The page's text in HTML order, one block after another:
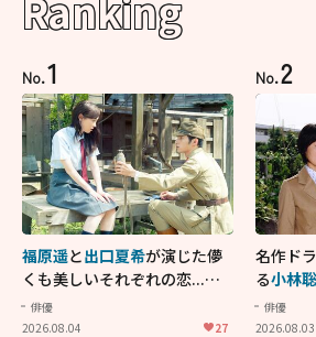
No.1
福原遥と出口夏希が演じた儚
くも美しいそれぞれの恋...生
きることの尊さを教えてくれ
た映画「あの花が咲く丘で、
俳優
2026.08.04
27
No.2
名作ド
る小林
大人に
食堂」
俳優
2026.08.03